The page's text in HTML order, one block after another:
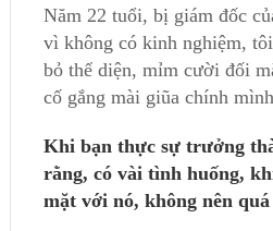
Năm 22 tuổi, bị giám đốc
vì không có kinh nghiệm,
bỏ thể diện, mỉm cười đối
cố gắng mài giũa chính
Khi bạn thực sự trưởng
rằng, có vài tình huống,
mặt với nó, không nên